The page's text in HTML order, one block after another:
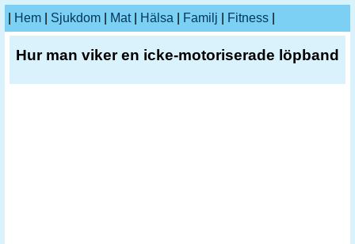
Hem Sjukdom Mat| Hälsa Familj Fitness
Hur man viker en icke-motoriserade löpband